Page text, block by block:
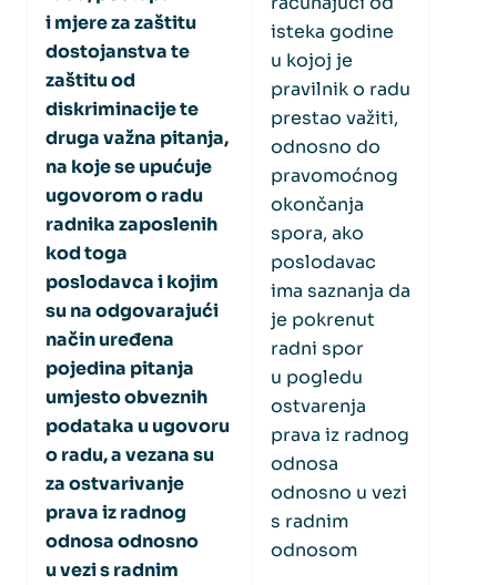
i mjere za zaštitu
dostojanstva te
zaštitu od
diskriminacije te
druga važna pitanja,
na koje se upućuje
ugovorom o radu
radnika zaposlenih
kod toga
poslodavca i kojim
su na odgovarajući
način uređena
pojedina pitanja
umjesto obveznih
podataka u ugovoru
o radu, a vezana su
za ostvarivanje
prava iz radnog
odnosa odnosno
u vezi s radnim
isteka godine
u kojoj je
pravilnik o radu
prestao važiti,
odnosno do
pravomoćnog
okončanja
spora, ako
poslodavac
ima saznanja da
je pokrenut
radni spor
u pogledu
ostvarenja
prava iz radnog
odnosa
odnosno u vezi
s radnim
odnosom